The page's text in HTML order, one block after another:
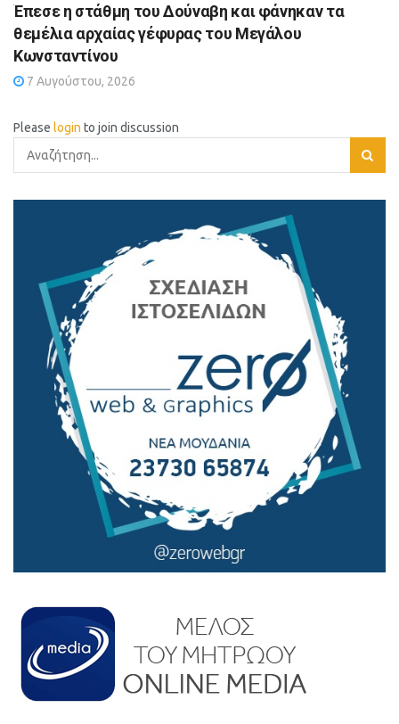
Έπεσε η στάθμη του Δούναβη και φάνηκαν τα
θεμέλια αρχαίας γέφυρας του Μεγάλου
Κωνσταντίνου
7 Αυγούστου, 2026
Please login to join discussion